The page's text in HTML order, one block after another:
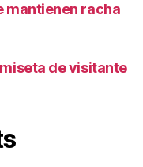
mantienen racha
de visitante